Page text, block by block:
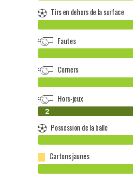
Tirs en dehors de la surface
Fautes
Corners
Hors-jeux
0
2
Possession de la balle
Cartons jaunes